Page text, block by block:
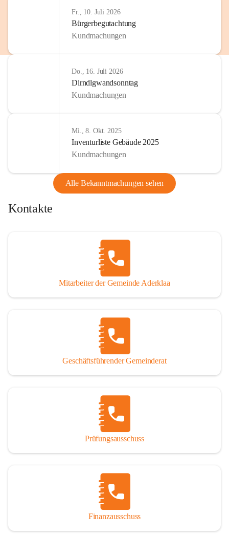
Fr., 10. Juli 2026
Bürgerbegutachtung
Kundmachungen
Do., 16. Juli 2026
Dirndlgwandsonntag
Kundmachungen
Mi., 8. Okt. 2025
Inventurliste Gebäude 2025
Kundmachungen
Alle Bekanntmachungen sehen
Kontakte
Mitarbeiter der Gemeinde Aderklaa
Geschäftsführender Gemeinderat
Prüfungsausschuss
Finanzausschuss